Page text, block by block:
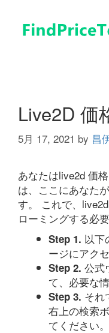
Live2D 価
5月 17, 2021 by 昌
あなたはlive2d 価
は、ここにあなた
す。 これで、
ローミングする必
Step 1. 以下
ージにアク
Step 2. 公式
て、必要な
Step 3. それ
右上の検索
てください。